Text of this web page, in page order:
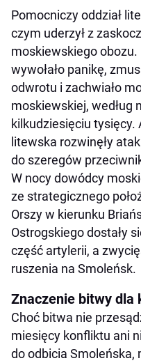
Pomocniczy oddział
czym uderzył z
moskiewskiego
wywołało panikę,
odwrotu i zachwiało
moskiewskiej, według
kilkudziesięciu tysięcy.
litewska rozwinęły
do szeregów
W nocy dowódcy
ze strategicznego
Orszy w kierunku
Ostrogskiego dostały
część artylerii, a
ruszenia na Smoleńsk.
Znaczenie bitwy dla
Choć bitwa nie
miesięcy konfliktu ani
do odbicia Smoleńska,